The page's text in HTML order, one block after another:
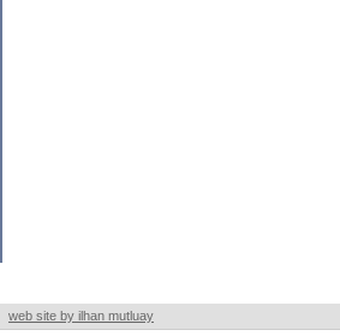
web site by ilhan mutluay